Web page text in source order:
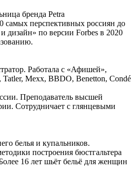
бренда Petra
самых перспективных россиян до
дизайн» по версии Forbes в 2020
Работала с «Афишей»,
Tatler, Mexx, BBDO, Benetton, Condé
Преподаватель высшей
Сотрудничает с глянцевыми
белья и купальников.
построения бюстгальтера
16 лет шьёт бельё для женщин